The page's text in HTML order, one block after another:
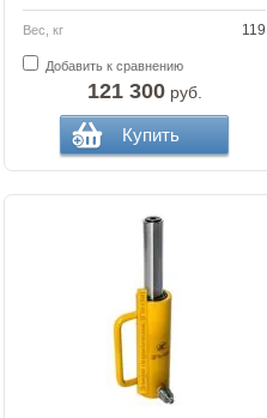
Вес, кг 119
Добавить к сравнению
121 300руб.
Купить